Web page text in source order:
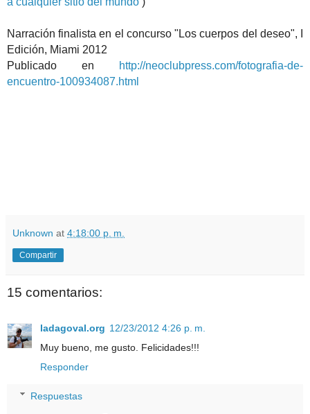
Narración finalista en el concurso "Los cuerpos del deseo", I
Edición, Miami 2012
Publicado en
http://neoclubpress.com/fotografia-de-
encuentro-100934087.html
Unknown at 4:18:00 p. m.
Compartir
15 comentarios:
ladagoval.org 12/23/2012 4:26 p. m.
Muy bueno, me gusto. Felicidades!!!
Responder
Respuestas